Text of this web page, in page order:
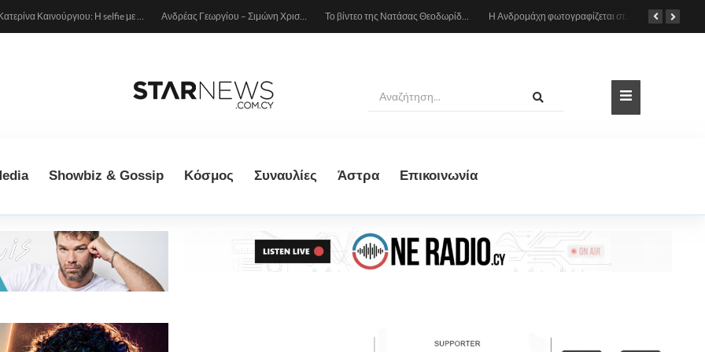
Κατερίνα Καινούργιου: Η selfie με μπλε μαγιό κάτω από τον ήλιο – Η λεπτομέρεια που λατρέψαμε (φωτογραφία) Ανδρέας Γεωργίου – Σιμώνη Χριστοδούλου: Ερωτευμένοι στο Μιλάνο! Το βίντεο της Νατάσας Θεοδωρίδου με τη μητέρα της από το αυτοκίνητο: «Πες κάτι στο κοινό σου ρε μαμά»
Showbiz & Gossip Κόσμος Συναυλίες Άστρα Eπικοινωνία